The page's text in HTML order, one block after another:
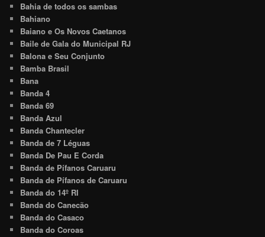
Bahia de todos os sambas
Bahiano
Baiano e Os Novos Caetanos
Baile de Gala do Municipal RJ
Balona e Seu Conjunto
Bamba Brasil
Bana
Banda 4
Banda 69
Banda Azul
Banda Chantecler
Banda de 7 Léguas
Banda De Pau E Corda
Banda de Pífanos Caruaru
Banda de Pífanos de Caruaru
Banda do 14º RI
Banda do Canecão
Banda do Casaco
Banda do Coroas